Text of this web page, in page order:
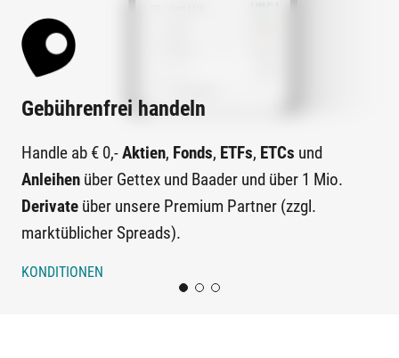
Gebührenfrei handeln
Handle ab € 0,-Aktien, Fonds, ETFs, ETCs und
Anleihen über Gettex und Baader und über 1 Mio.
Derivate über unsere Premium Partner (zzgl.
marktüblicher Spreads).
KONDITIONEN